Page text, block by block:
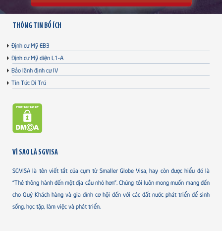
THÔNG TIN BỔ ÍCH
Định cư Mỹ EB3
Định cư Mỹ diện L1-A
Bảo lãnh định cư IV
Tin Tức Di Trú
VÌ SAO LÀ SGVISA
SGVISA là tên viết tắt của cụm từ Smaller Globe Visa, hay còn được hiểu đó là
“Thẻ thông hành đến một địa cầu nhỏ hơn”. Chúng tôi luôn mong muốn mang đến
cho Quý Khách hàng và gia đình cơ hội đến với các đất nước phát triển để sinh
sống, học tập, làm việc và phát triển.